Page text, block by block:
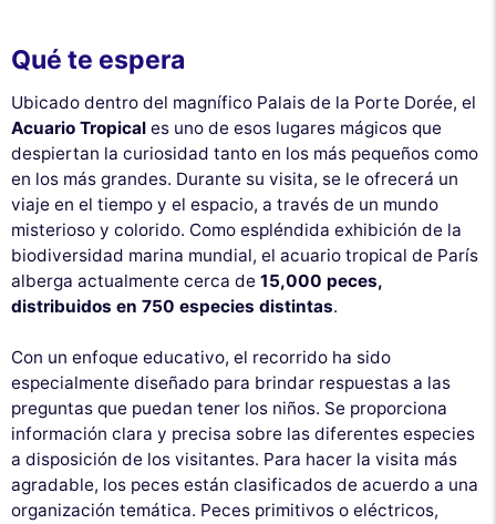
Qué te espera
Ubicado dentro del magnífico Palais de la Porte Dorée, el
Acuario Tropical es uno de esos lugares mágicos que
despiertan la curiosidad tanto en los más pequeños como
en los más grandes. Durante su visita, se le ofrecerá un
viaje en el tiempo y el espacio, a través de un mundo
misterioso y colorido. Como espléndida exhibición de la
biodiversidad marina mundial, el acuario tropical de París
alberga actualmente cerca de 15,000 peces,
distribuidos en 750 especies distintas.
Con un enfoque educativo, el recorrido ha sido
especialmente diseñado para brindar respuestas a las
preguntas que puedan tener los niños. Se proporciona
información clara y precisa sobre las diferentes especies
a disposición de los visitantes. Para hacer la visita más
agradable, los peces están clasificados de acuerdo a una
organización temática. Peces primitivos o eléctricos,